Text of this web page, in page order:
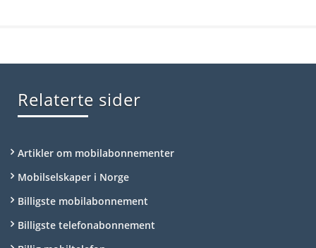
Relaterte sider
Artikler om mobilabonnementer
Mobilselskaper i Norge
Billigste mobilabonnement
Billigste telefonabonnement